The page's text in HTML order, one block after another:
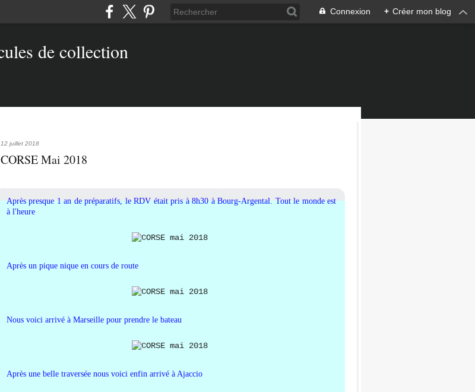
Connexion + Créer mon blog
12 juillet 2018
CORSE Mai 2018
Après presque 1 an de préparatifs, le RDV était pris à 8h30 à Bourg-Argental. Tout le monde est
à l'heure
Après un pique nique en cours de route
Nous voici arrivé à Marseille pour prendre le bateau
Après une belle traversée nous voici enfin arrivé à Ajaccio